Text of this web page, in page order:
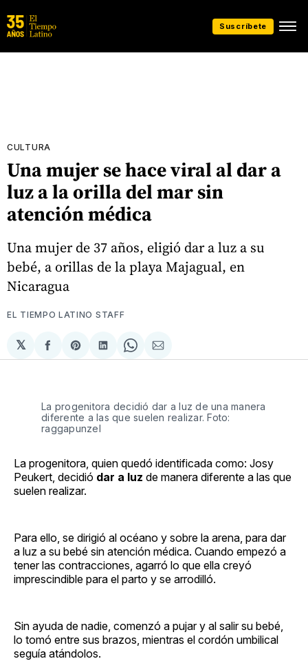
Suscríbete
CULTURA
Una mujer se hace viral al dar a
luz a la orilla del mar sin
atención médica
Una mujer de 37 años, eligió dar a luz a su
bebé, a orillas de la playa Majagual, en
Nicaragua
EL TIEMPO LATINO STAFF
𝕏
Compartir
en
Share
on
Compartir
en
Share
on
Compartir
via
La progenitora decidió dar a luz de una manera
diferente a las que suelen realizar. Foto:
raggapunzel
La progenitora, quien quedó identificada como: Josy
Peukert, decidió dar a luz de manera diferente a las que
suelen realizar.
Para ello, se dirigió al océano y sobre la arena, para dar
a luz a su bebé sin atención médica. Cuando empezó a
tener las contracciones, agarró lo que ella creyó
imprescindible para el parto y se arrodilló.
Sin ayuda de nadie, comenzó a pujar y al salir su bebé,
lo tomó entre sus brazos, mientras el cordón umbilical
seguía atándolos.